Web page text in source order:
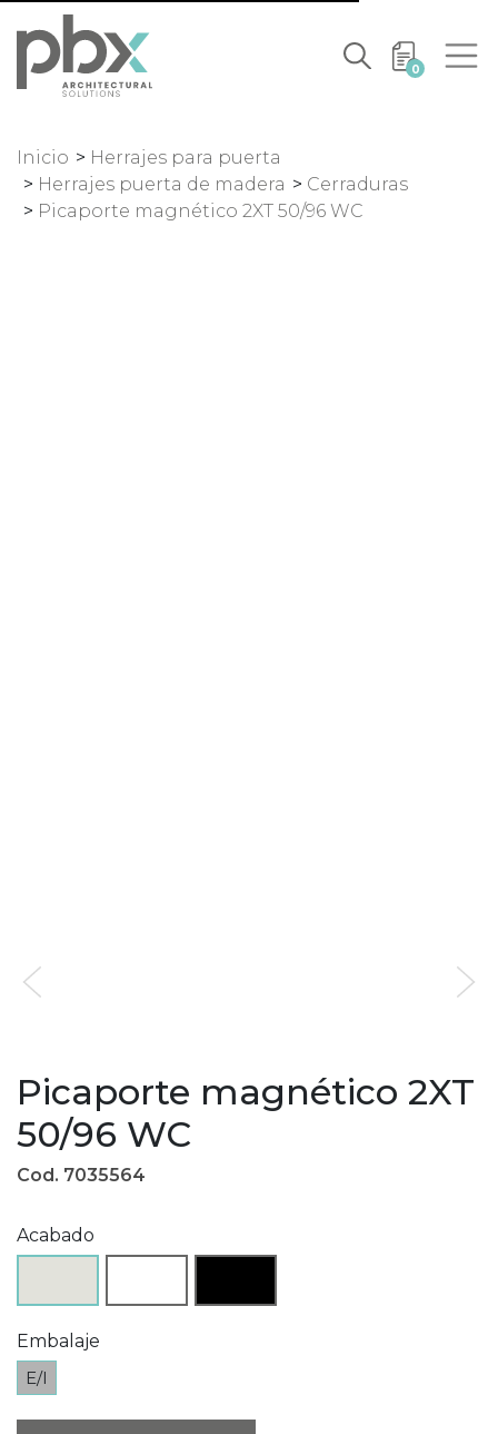
0
Inicio
> Herrajes puerta de madera > Cerraduras
> Herrajes para puerta
> Picaporte magnético 2XT 50/96 WC
Picaporte magnético 2XT
50/96 WC
Cod. 7035564
Acabado
Embalaje
E/I